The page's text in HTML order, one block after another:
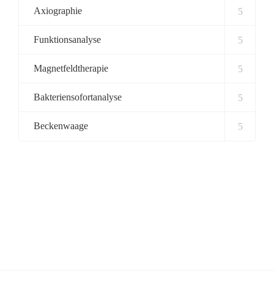
Axiographie
Funktionsanalyse
Magnetfeldtherapie
Bakteriensofortanalyse
Beckenwaage